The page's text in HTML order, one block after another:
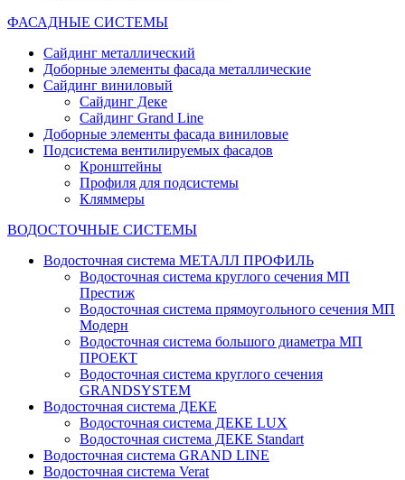
ФАСАДНЫЕ СИСТЕМЫ
Сайдинг металлический
Доборные элементы фасада металлические
Сайдинг виниловый
Сайдинг Деке
Сайдинг Grand Line
Доборные элементы фасада виниловые
Подсистема вентилируемых фасадов
Кронштейны
Профиля для подсистемы
Кляммеры
ВОДОСТОЧНЫЕ СИСТЕМЫ
Водосточная система МЕТАЛЛ ПРОФИЛЬ
Водосточная система круглого сечения МП
Престиж
Водосточная система прямоугольного сечения МП
Модерн
Водосточная система большого диаметра МП
ПРОЕКТ
Водосточная система круглого сечения
GRANDSYSTEM
Водосточная система ДЕКЕ
Водосточная система ДЕКЕ LUX
Водосточная система ДЕКЕ Standart
Водосточная система GRAND LINE
Водосточная система Verat